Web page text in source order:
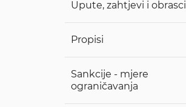
Upute, zahtjevi i obrasci
Propisi
Sankcije - mjere
ograničavanja